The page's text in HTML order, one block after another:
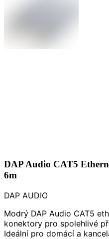
DAP Audio CAT5
6m
DAP AUDIO
Modrý DAP Audio CAT5
konektory pro spolehlivé
Ideální pro domácí a